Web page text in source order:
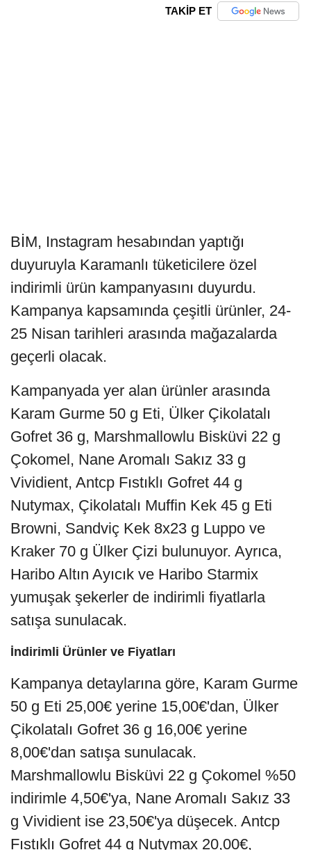
TAKİP ET
BİM, Instagram hesabından yaptığı
duyuruyla Karamanlı tüketicilere özel
indirimli ürün kampanyasını duyurdu.
Kampanya kapsamında çeşitli ürünler, 24-
25 Nisan tarihleri arasında mağazalarda
geçerli olacak.
Kampanyada yer alan ürünler arasında
Karam Gurme 50 g Eti, Ülker Çikolatalı
Gofret 36 g, Marshmallowlu Bisküvi 22 g
Çokomel, Nane Aromalı Sakız 33 g
Vividient, Antcp Fıstıklı Gofret 44 g
Nutymax, Çikolatalı Muffin Kek 45 g Eti
Browni, Sandviç Kek 8x23 g Luppo ve
Kraker 70 g Ülker Çizi bulunuyor. Ayrıca,
Haribo Altın Ayıcık ve Haribo Starmix
yumuşak şekerler de indirimli fiyatlarla
satışa sunulacak.
İndirimli Ürünler ve Fiyatları
Kampanya detaylarına göre, Karam Gurme
50 g Eti 25,00€ yerine 15,00€'dan, Ülker
Çikolatalı Gofret 36 g 16,00€ yerine
8,00€'dan satışa sunulacak.
Marshmallowlu Bisküvi 22 g Çokomel %50
indirimle 4,50€'ya, Nane Aromalı Sakız 33
g Vividient ise 23,50€'ya düşecek. Antcp
Fıstıklı Gofret 44 g Nutymax 20,00€,